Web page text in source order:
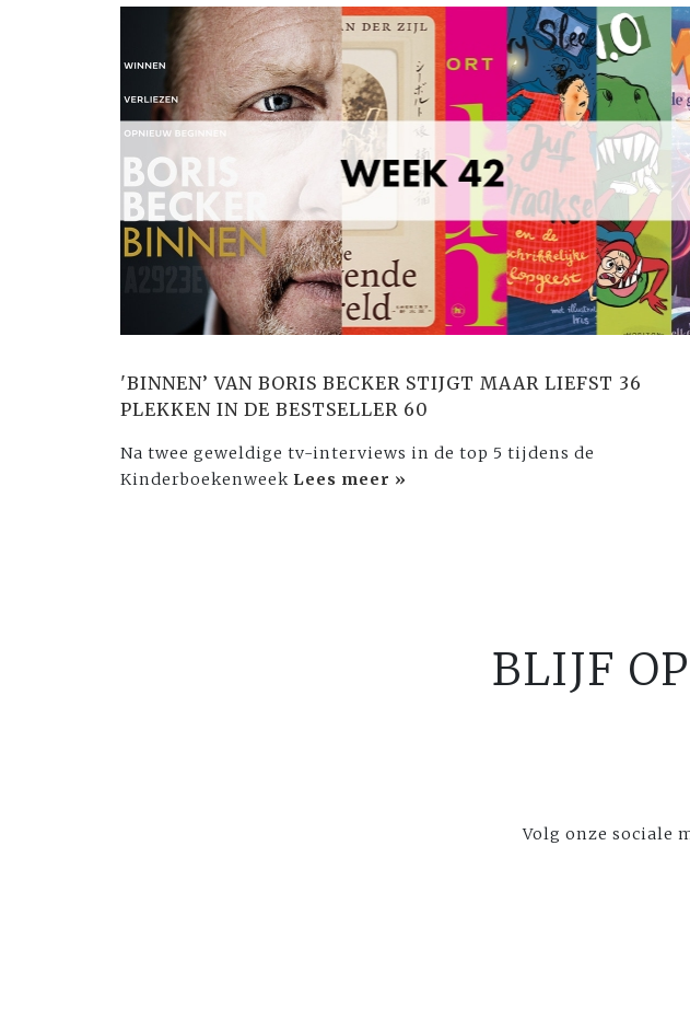
'BINNEN’ VAN BORIS BECKER STIJGT MAAR LIEFST 36
PLEKKEN IN DE BESTSELLER 60
Na twee geweldige tv-interviews in de top 5 tijdens de
Kinderboekenweek Lees meer »
BLIJF
Volg onze sociale